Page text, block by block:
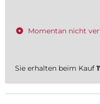
Momentan nicht
Sie erhalten beim Kauf